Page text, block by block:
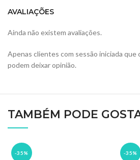
AVALIAÇÕES
Ainda não existem avaliações.
Apenas clientes com sessão iniciada
podem deixar opinião.
TAMBÉM PODE
-35% -35%